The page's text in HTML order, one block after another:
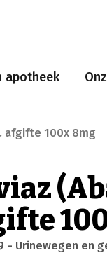
apotheek
afgifte 100x 8mg
- Urinewegen en